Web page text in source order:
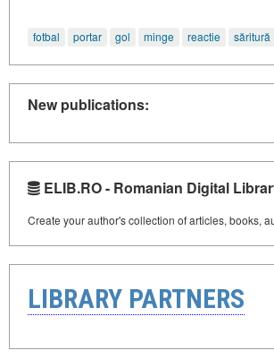
fotbal portar gol minge reactie săritură
New publications:
ELIB.RO - Romanian Digital
Create your author's collection of articles, books,
LIBRARY PARTNERS